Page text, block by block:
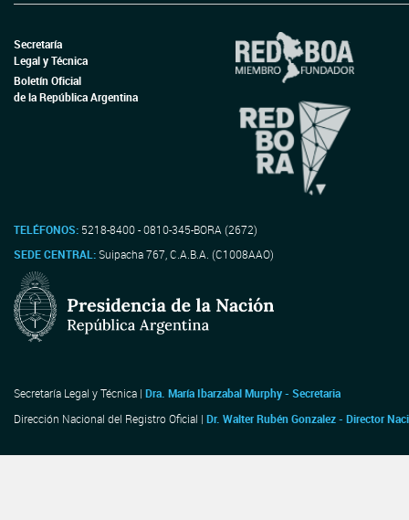
Secretaría
Legal y Técnica
Boletín Oficial
de la República Argentina
TELÉFONOS: 5218-8400 - 0810-345-BORA (2672)
SEDE CENTRAL:Suipacha 767, C.A.B.A. (C1008AAO)
Secretaría Legal y Técnica | Dra. María Ibarzabal Murphy - Secretaria
Dirección Nacional del Registro Oficial | Dr. Walter Rubén Gonzalez - Director